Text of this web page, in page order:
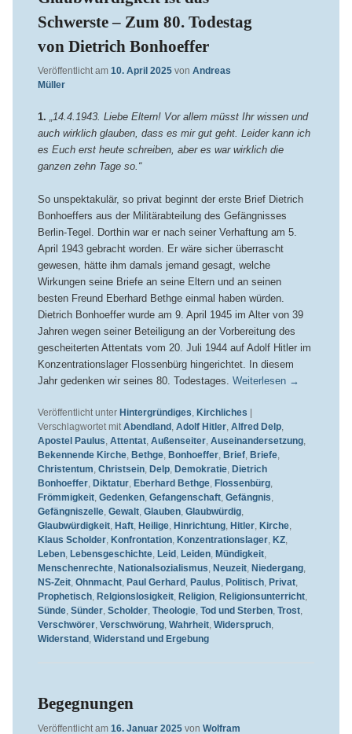
Schwerste – Zum 80. Todestag
von Dietrich Bonhoeffer
Veröffentlicht am 10. April 2025 von Andreas
Müller
1.
„14.4.1943. Liebe Eltern! Vor allem müsst Ihr wissen und
auch wirklich glauben, dass es mir gut geht. Leider kann ich
es Euch erst heute schreiben, aber es war wirklich die
ganzen zehn Tage so.“
So unspektakulär, so privat beginnt der erste Brief Dietrich
Bonhoeffers aus der Militärabteilung des Gefängnisses
Berlin-Tegel. Dorthin war er nach seiner Verhaftung am 5.
April 1943 gebracht worden. Er wäre sicher überrascht
gewesen, hätte ihm damals jemand gesagt, welche
Wirkungen seine Briefe an seine Eltern und an seinen
besten Freund Eberhard Bethge einmal haben würden.
Dietrich Bonhoeffer wurde am 9. April 1945 im Alter von 39
Jahren wegen seiner Beteiligung an der Vorbereitung des
gescheiterten Attentats vom 20. Juli 1944 auf Adolf Hitler im
Konzentrationslager Flossenbürg hingerichtet. In diesem
Jahr gedenken wir seines 80. Todestages. Weiterlesen →
Veröffentlicht unter Hintergründiges, Kirchliches
Verschlagwortet mit Abendland , Adolf Hitler, Alfred Delp,
Apostel Paulus, Attentat, Außenseiter, Auseinandersetzung,
Bekennende Kirche, Bethge, Bonhoeffer, Brief, Briefe,
Christentum, Christsein, Delp, Demokratie, Dietrich
Bonhoeffer, Diktatur, Eberhard Bethge, Flossenbürg,
Frömmigkeit, Gedenken, Gefangenschaft, Gefängnis,
Gefängniszelle, Gewalt, Glauben, Glaubwürdig,
Glaubwürdigkeit, Haft, Heilige, Hinrichtung, Hitler, Kirche,
Klaus Scholder, Konfrontation, Konzentrationslager, KZ,
Leben, Lebensgeschichte, Leid , Leiden, Mündigkeit,
Menschenrechte, Nationalsozialismus, Neuzeit, Niedergang,
NS-Zeit, Ohnmacht, Paul Gerhard , Paulus, Politisch, Privat,
Prophetisch, Relgionslosigkeit, Religion, Religionsunterricht,
Sünde, Sünder, Scholder, Theologie, Tod und Sterben, Trost,
Verschwörer, Verschwörung, Wahrheit, Widerspruch,
Widerstand , Widerstand und Ergebung
Begegnungen
Veröffentlicht am 16. Januar 2025 von Wolfram